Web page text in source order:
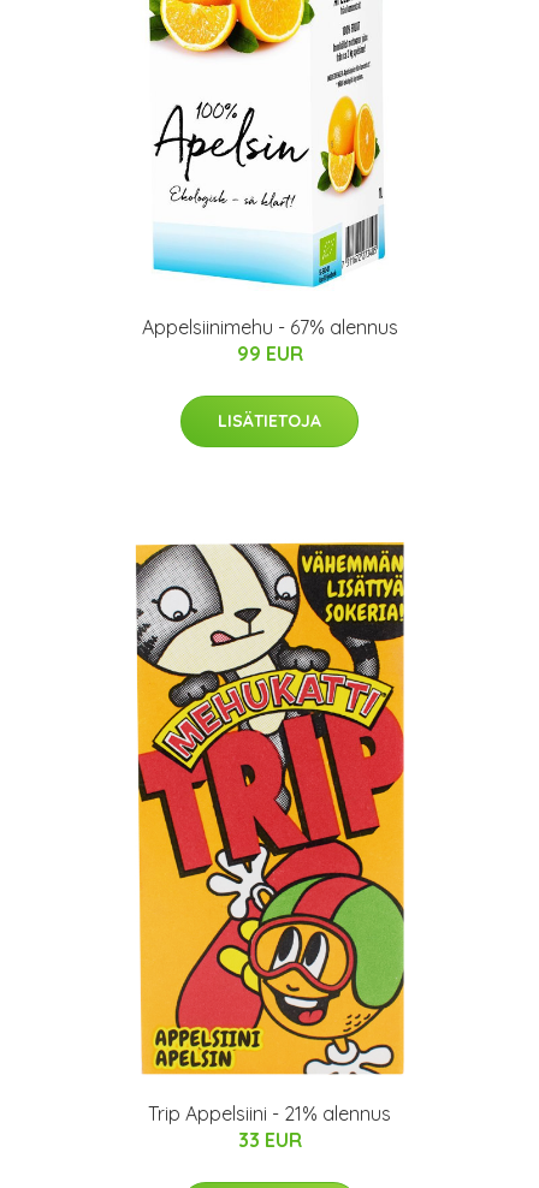
Appelsiinimehu - 67% alennus
99 EUR
LISÄTIETOJA
Trip Appelsiini - 21% alennus
33 EUR